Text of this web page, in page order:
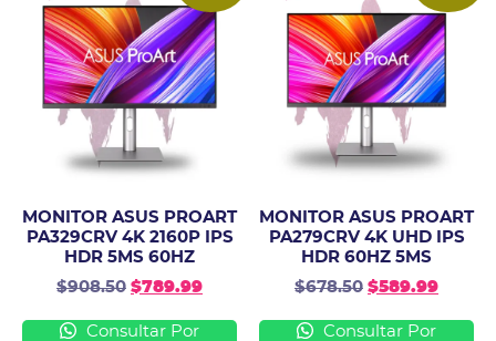
MONITOR ASUS PROART
PA329CRV 4K 2160P IPS
HDR 5MS 60HZ
$908.50 $789.99
Consultar Por
MONITOR ASUS PROART
PA279CRV 4K UHD IPS
HDR 60HZ 5MS
$678.50 $589.99
Consultar Por